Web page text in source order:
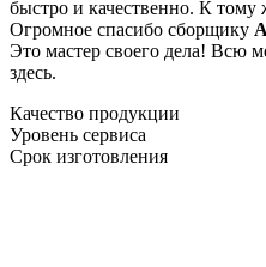
быстро и качественно. К
Огромное спасибо сборщику
Это мастер своего дела! Всю
здесь.
Качество продукции
Уровень сервиса
Срок изготовления